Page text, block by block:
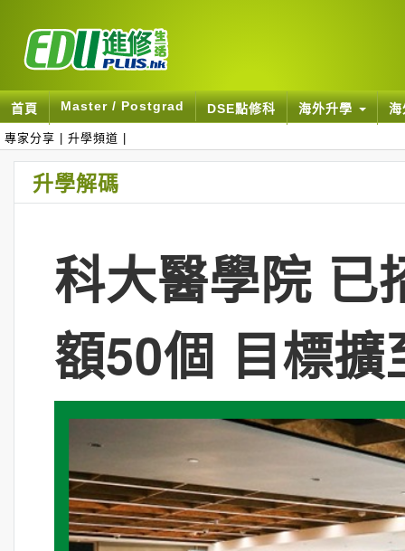
首頁 Master / Postgrad DSE點修科 海外升學
專家分享 升學頻道
升學解碼
科大醫學院 已
額50個 目標擴